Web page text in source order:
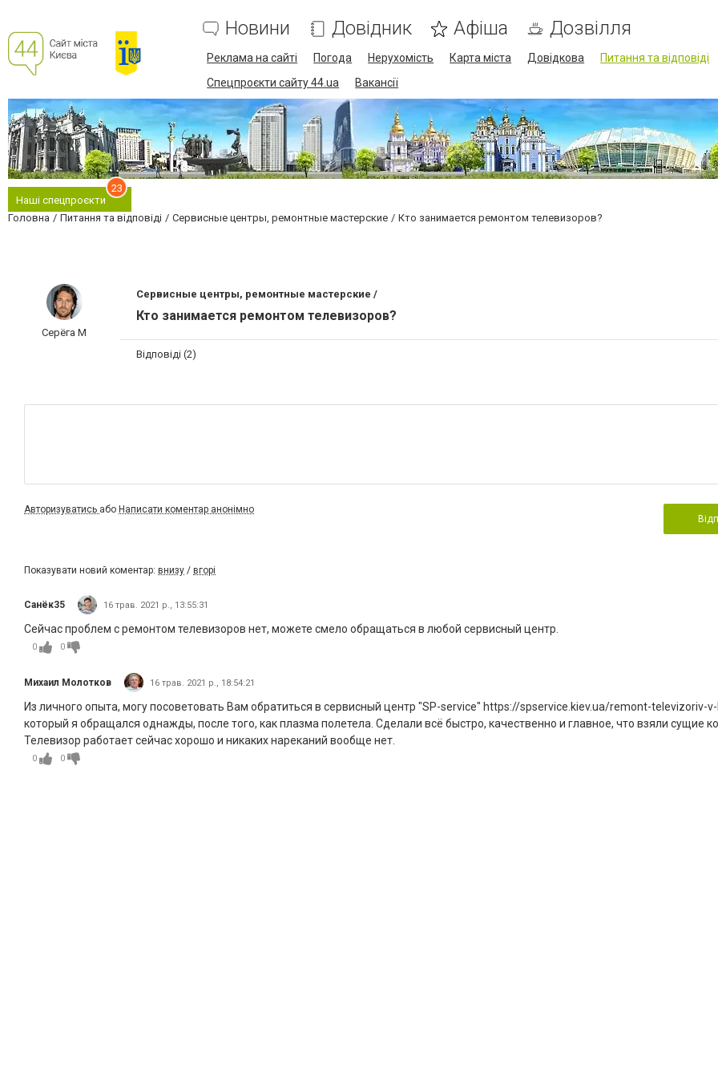
Новини Довідник Афіша Дозвілля
Реклама на сайті Погода Нерухомість Карта міста Довідкова Питання та відповіді
Спецпроєкти сайту 44.ua
Вакансії
Наші спецпроєкти
23
Головна Питання та відповіді Сервисные центры, ремонтные мастерские Кто занимается ремонтом телевизоров?
Серёга М
Сервисные центры, ремонтные мастерские /
Кто занимается ремонтом телевизоров?
Відповіді (2)
Авторизуватись або Написати коментар анонімно
Показувати новий коментар: внизу / вгорі
Санёк35 16 трав. 2021 р., 13:55:31
Сейчас проблем с ремонтом телевизоров нет, можете смело обращаться в любой сервисный центр.
0 0
Михаил Молотков 16 трав. 2021 р., 18:54:21
Из личного опыта, могу посоветовать Вам обратиться в сервисный центр "SP-service" https://spservice.kiev.ua/remont-televizoriv-v-
который я обращался однажды, после того, как плазма полетела. Сделали всё быстро, качественно и главное, что взяли сущие
Телевизор работает сейчас хорошо и никаких нареканий вообще нет.
0 0